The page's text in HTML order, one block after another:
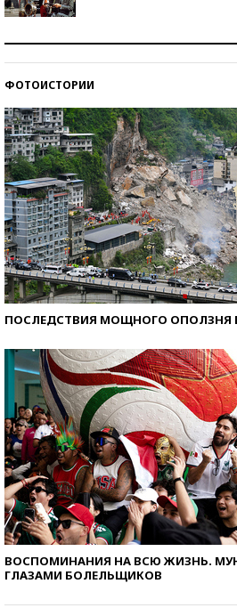
ФОТОИСТОРИИ
ПОСЛЕДСТВИЯ МОЩНОГО ОПОЛЗНЯ
ВОСПОМИНАНИЯ НА ВСЮ ЖИЗНЬ.
ГЛАЗАМИ БОЛЕЛЬЩИКОВ